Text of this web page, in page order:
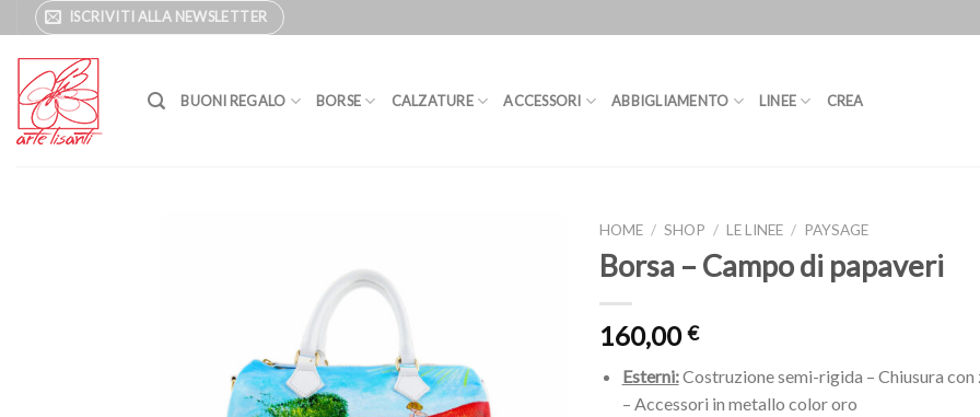
Salta
ai
contenuti
ISCRIVITI ALLA NEWSLETTER
BUONI REGALO BORSE CALZATURE ACCESSORI ABBIGLIAMENTO LINEE CREA
HOME / SHOP / LE LINEE / PAYSAGE
Borsa – Campo di papaveri
160,00€
Esterni:Costruzione semi-rigida – Chiusura con
– Accessori in metallo color oro